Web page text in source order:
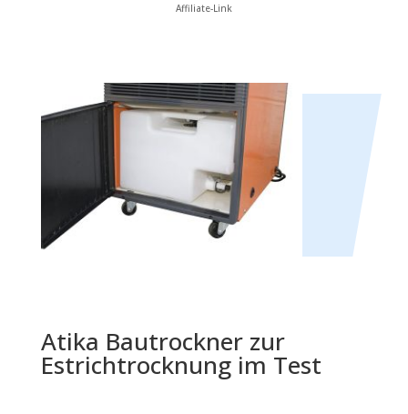
Affiliate-Link
Atika Bautrockner zur
Estrichtrocknung im Test